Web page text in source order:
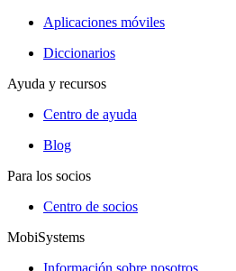
Aplicaciones móviles
Diccionarios
Ayuda y recursos
Centro de ayuda
Blog
Para los socios
Centro de socios
MobiSystems
Información sobre nosotros